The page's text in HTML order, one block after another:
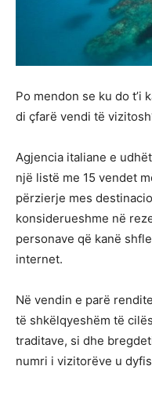
Po mendon se ku do t’i
di çfarë vendi të
Agjencia italiane e
një listë me 15 vendet
përzierje mes
konsiderueshme në
personave që kanë
internet.
Në vendin e parë
të shkëlqyeshëm të
traditave, si dhe
numri i vizitorëve u